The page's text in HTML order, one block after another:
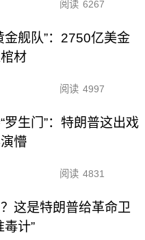
阅读 6267
金舰队”：2750亿美金
材
阅读 4997
罗生门”：特朗普这出戏
懵
阅读 4831
这是特朗普给革命卫
毒计”